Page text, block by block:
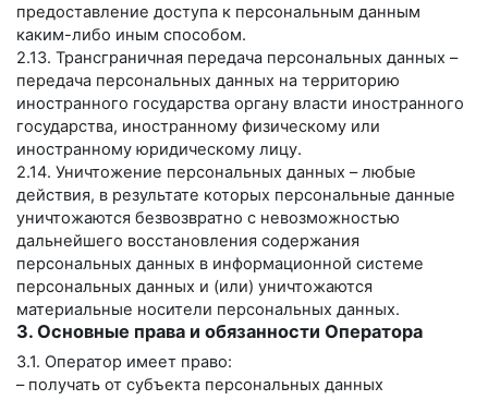
предоставление доступа к персональным данным
каким-либо иным способом.
2.13. Трансграничная передача персональных данных –
передача персональных данных на территорию
иностранного государства органу власти иностранного
государства, иностранному физическому или
иностранному юридическому лицу.
2.14. Уничтожение персональных данных – любые
действия, в результате которых персональные данные
уничтожаются безвозвратно с невозможностью
дальнейшего восстановления содержания
персональных данных в информационной системе
персональных данных и (или) уничтожаются
материальные носители персональных данных.
3. Основные права и обязанности Оператора
3.1. Оператор имеет право:
– получать от субъекта персональных данных